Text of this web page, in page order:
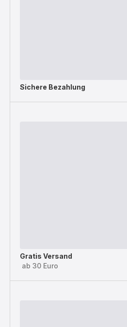
Sichere Bezahlung
Gratis Versand
ab 30 Euro